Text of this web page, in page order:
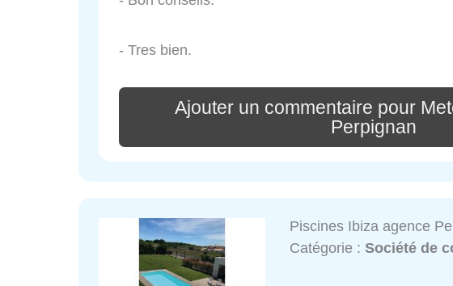
- Tres bien.
Ajouter un commentaire pour
Perpignan
Piscines Ibiza agence
Catégorie :Société de